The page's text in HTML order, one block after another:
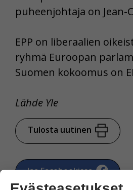
puheenjohtaja on Jean-
EPP on liberaalien
ryhmä Euroopan
Suomen kokoomus on
Lähde Yle
Tulosta uutinen
Jaa Facebookissa